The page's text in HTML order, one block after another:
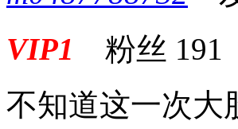
VIP1 粉丝 191
不知道这一次大